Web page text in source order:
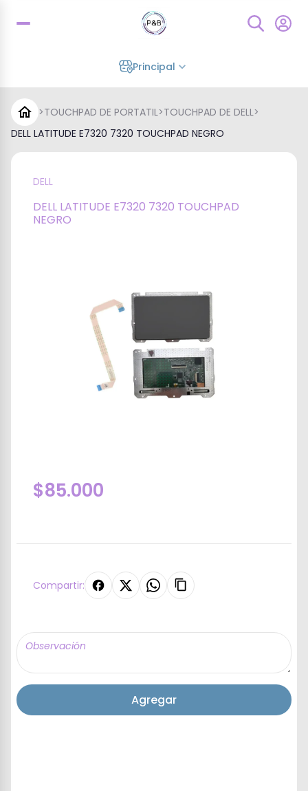
Principal
>TOUCHPAD DE PORTATIL>TOUCHPAD DE DELL>
DELL LATITUDE E7320 7320 TOUCHPAD NEGRO
DELL
DELL LATITUDE E7320 7320 TOUCHPAD
NEGRO
$85.000
Compartir:
Agregar